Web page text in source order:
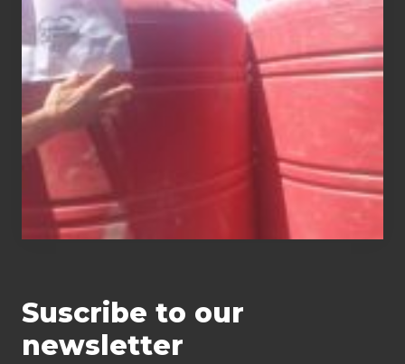
water tanks
Suscribe to our
newsletter